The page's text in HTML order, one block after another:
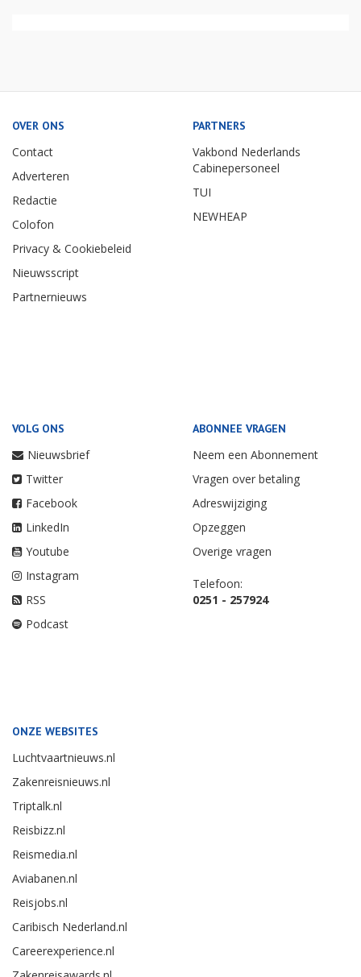
OVER ONS
Contact
Adverteren
Redactie
Colofon
Privacy & Cookiebeleid
Nieuwsscript
Partnernieuws
PARTNERS
Vakbond Nederlands
Cabinepersoneel
TUI
NEWHEAP
VOLG ONS
Nieuwsbrief
Twitter
Facebook
LinkedIn
Youtube
Instagram
RSS
Podcast
ABONNEE VRAGEN
Neem een Abonnement
Vragen over betaling
Adreswijziging
Opzeggen
Overige vragen
Telefoon:
0251 - 257924
ONZE WEBSITES
Luchtvaartnieuws.nl
Zakenreisnieuws.nl
Triptalk.nl
Reisbizz.nl
Reismedia.nl
Aviabanen.nl
Reisjobs.nl
Caribisch Nederland.nl
Careerexperience.nl